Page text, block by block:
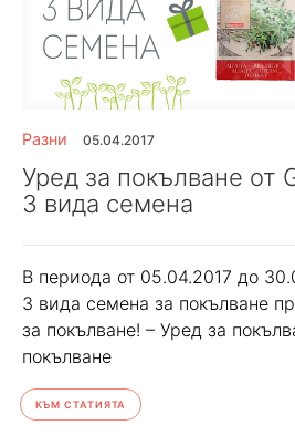
Разни 05.04.2017
Уред за покълване от
3 вида семена
В периода от 05.04.2017 до
3 вида семена за покълване
за покълване! – Уред за
покълване
КЪМ СТАТИЯТА